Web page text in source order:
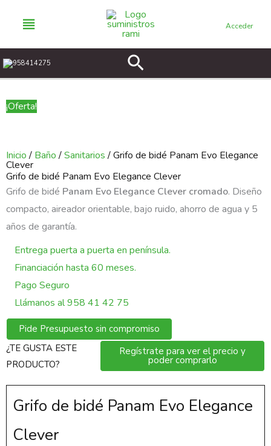
Acceder
958414275 Buscar
¡Oferta!
Inicio/ Baño/Sanitarios/ Grifo de bidé Panam Evo Elegance
Clever
Grifo de bidé Panam Evo Elegance Clever
Grifo de bidé Panam Evo Elegance Clever cromado. Diseño
compacto, aireador orientable, bajo ruido, ahorro de agua y 5
años de garantía.
Entrega puerta a puerta en península.
Financiación hasta 60 meses.
Pago Seguro
Llámanos al 958 41 42 75
Pide Presupuesto sin compromiso
¿TE GUSTA ESTE
PRODUCTO?
Regístrate para ver el precio y
poder comprarlo
Grifo de bidé Panam Evo Elegance
Clever